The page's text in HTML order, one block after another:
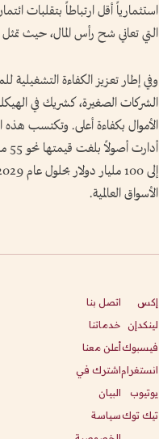
استثمارياً أقل ارتباطاً بتقلبات
التي تعاني شح رأس المال، حيث تمثل
وفي إطار تعزيز الكفاءة
الشركات الصغيرة، كشريك في
الأموال بكفاءة أعلى. وتكتسب هذه
الأسواق العالمية.
إكس
لينكدإن
فيسبوك
انستغرام
يوتيوب
تيك توك
اتصل بنا
خدماتنا
أعلن معنا
اشترك في
البيان
سياسة